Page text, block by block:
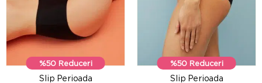
%50 Reduceri
Slip Perioada
%50 Reduceri
Slip Perioada